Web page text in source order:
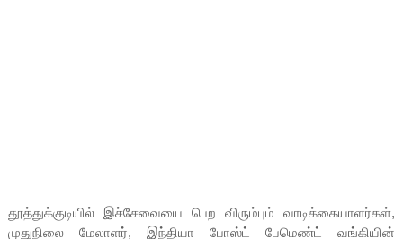
தூத்துக்குடியில் இச்சேவையை பெற விரும்பும் வாடிக்கையாளர்கள்,
முதுநிலை மேலாளர், இந்தியா போஸ்ட் பேமெண்ட் வங்கியின்